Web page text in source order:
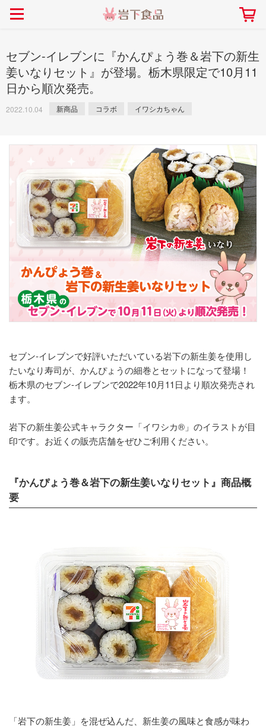
採用情報 本社所在地
> 新商品
> イベント
> コラボ
> イワシカちゃん
> オンラインショップ
> メディア掲載
> その他
【7月1日～8月30日】夏イベン
ジアム
2026.07.01
> 生姜
> らっきょう
> オリーブ
> らっきょうレシピ
> オリーブレシピ
> その他のレシピ
社長おすすめ！岩下の新生姜と
岩下の新生姜について 岩下のらっきょうにつ
岩下の新生姜万年筆インク 書く描くコンテ
スト
岩下の新生姜Sing＆
～ニュージンジャーイ
セブン‐イレブンに『かんぴょう巻＆岩下の新生
姜いなりセット』が登場。栃木県限定で10月11
日から順次発売。
2022.10.04 新商品 コラボ イワシカちゃん
セブン‐イレブンで好評いただいている岩下の新生姜を使用し
たいなり寿司が、かんぴょうの細巻とセットになって登場！
栃木県のセブン‐イレブンで2022年10月11日より順次発売され
ます。
岩下の新生姜公式キャラクター「イワシカ®」のイラストが目
印です。お近くの販売店舗をぜひご利用ください。
『かんぴょう巻＆岩下の新生姜いなりセット』商品概
要
「岩下の新生姜」を混ぜ込んだ、新生姜の風味と食感が味わ